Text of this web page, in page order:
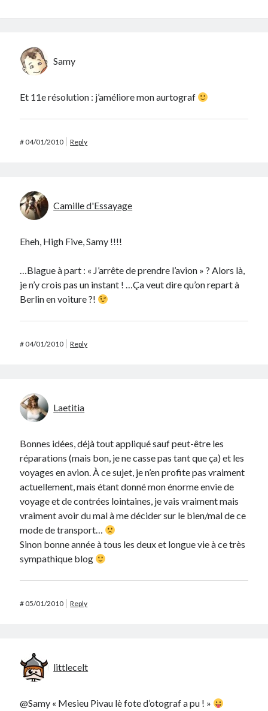
Samy
Et 11e résolution : j’améliore mon aurtograf
#04/01/2010 Reply
Camille d'Essayage
Eheh, High Five, Samy !!!!
…Blague à part : « J’arrête de prendre l’avion » ? Alors là,
je n’y crois pas un instant ! …Ça veut dire qu’on repart à
Berlin en voiture ?!
#04/01/2010 Reply
Laetitia
Bonnes idées, déjà tout appliqué sauf peut-être les
réparations (mais bon, je ne casse pas tant que ça) et les
voyages en avion. À ce sujet, je n’en profite pas vraiment
actuellement, mais étant donné mon énorme envie de
voyage et de contrées lointaines, je vais vraiment mais
vraiment avoir du mal à me décider sur le bien/mal de ce
mode de transport…
Sinon bonne année à tous les deux et longue vie à ce très
sympathique blog
#05/01/2010 Reply
littlecelt
@Samy « Mesieu Pivau lè fote d’otograf a pu ! »